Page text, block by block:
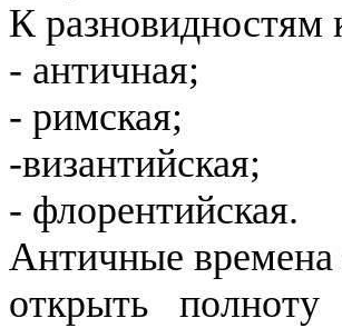
К разновидностям
- античная;
- римская;
-византийская;
- флорентийская.
Античные времена
открыть